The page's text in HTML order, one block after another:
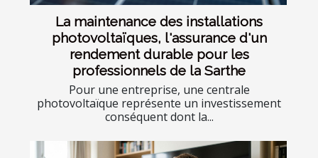
La maintenance des installations
photovoltaïques, l'assurance d'un
rendement durable pour les
professionnels de la Sarthe
Pour une entreprise, une centrale
photovoltaïque représente un investissement
conséquent dont la...